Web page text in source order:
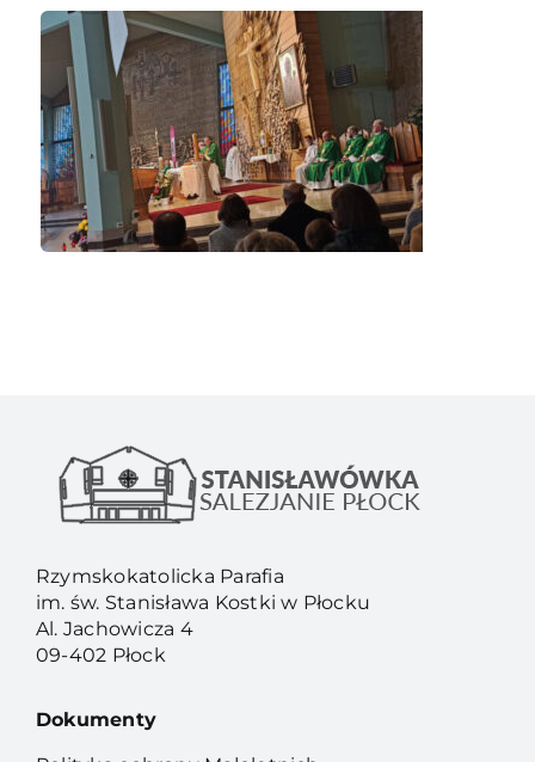
Rzymskokatolicka Parafia
im. św. Stanisława Kostki w Płocku
Al. Jachowicza 4
09-402 Płock
Dokumenty